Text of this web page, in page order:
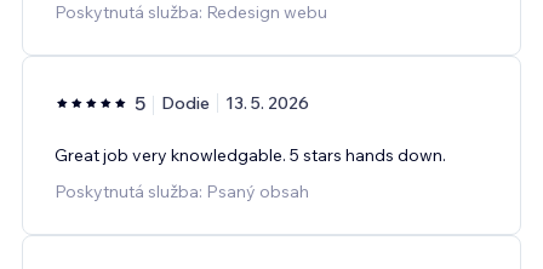
Poskytnutá služba: Redesign webu
5 Dodie 13. 5. 2026
Great job very knowledgable. 5 stars hands down.
Poskytnutá služba: Psaný obsah